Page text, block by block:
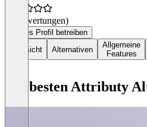
(0 Bewertungen)
Dieses Profil betreiben
Übersicht
Alternativen
Allgemeine
Features
Die besten Attributy